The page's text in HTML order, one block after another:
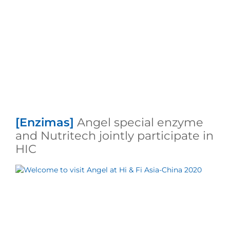
[Enzimas] Angel special enzyme
and Nutritech jointly participate in
HIC